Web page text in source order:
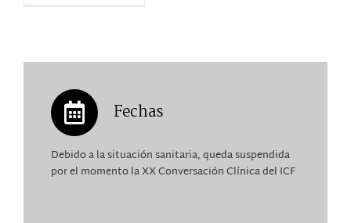
Fechas
Debido a la situación sanitaria, queda suspendida
por el momento la XX Conversación Clínica del ICF